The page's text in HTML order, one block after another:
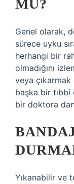
MU?
Genel olarak,
sürece uyku
herhangi bir
olmadığını
veya
başka bir
bir doktora
Yıkanabilir ve